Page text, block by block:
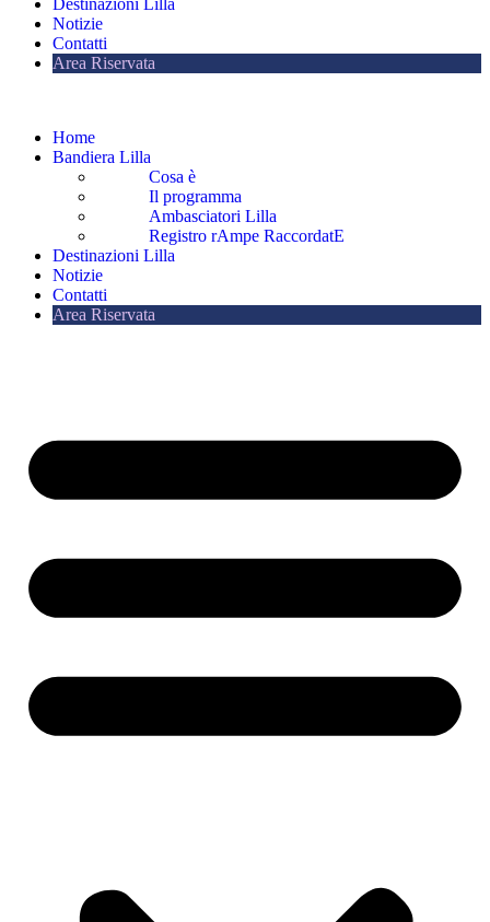
Destinazioni Lilla
Notizie
Contatti
Area Riservata
Home
Bandiera Lilla
Cosa è
Il programma
Ambasciatori Lilla
Registro rAmpe RaccordatE
Destinazioni Lilla
Notizie
Contatti
Area Riservata